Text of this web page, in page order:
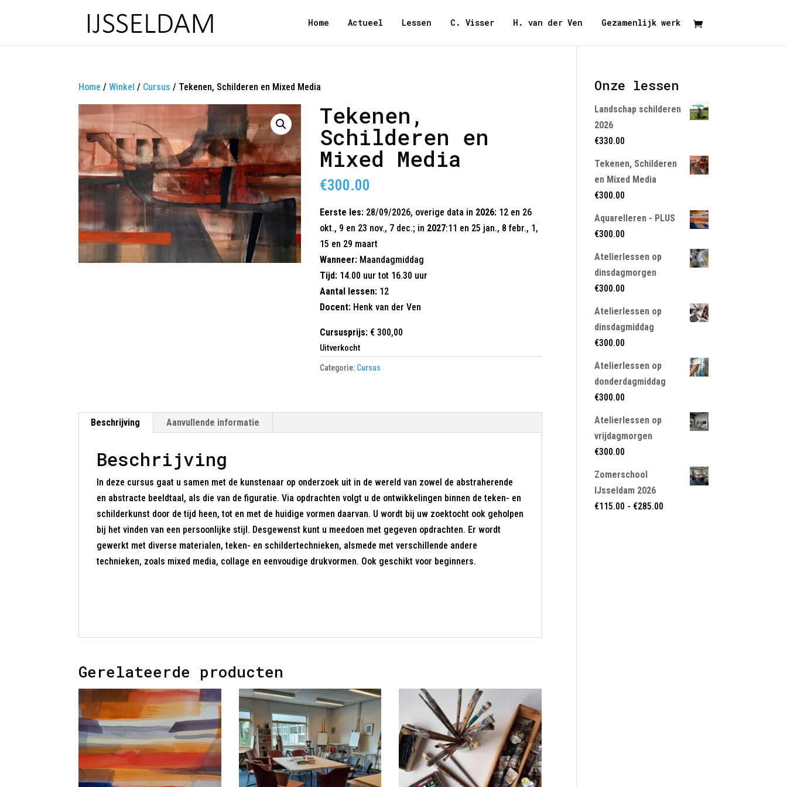
Home Actueel Lessen C. Visser H. van der Ven Gezamenlijk werk
Home /Winkel / Cursus / Tekenen, Schilderen en Mixed Media
Tekenen,
Schilderen en
Mixed Media
€300.00
Eerste les: 28/09/2026, overige data in 2026: 12 en 26
okt., 9 en 23 nov., 7 dec.; in 2027:11 en 25 jan., 8 febr., 1,
15 en 29 maart
Wanneer: Maandagmiddag
Tijd: 14.00 uur tot 16.30 uur
Aantal lessen: 12
Docent: Henk van der Ven
Cursusprijs: € 300,00
Uitverkocht
Categorie: Cursus
Beschrijving Aanvullende informatie
Beschrijving
In deze cursus gaat u samen met de kunstenaar op onderzoek uit in de wereld van zowel de abstraherende
en abstracte beeldtaal, als die van de figuratie. Via opdrachten volgt u de ontwikkelingen binnen de teken- en
schilderkunst door de tijd heen, tot en met de huidige vormen daarvan. U wordt bij uw zoektocht ook geholpen
bij het vinden van een persoonlijke stijl. Desgewenst kunt u meedoen met gegeven opdrachten. Er wordt
gewerkt met diverse materialen, teken- en schildertechnieken, alsmede met verschillende andere
technieken, zoals mixed media, collage en eenvoudige drukvormen. Ook geschikt voor beginners.
Gerelateerde producten
Onze lessen
Landschap schilderen
2026
€330.00
Tekenen, Schilderen
en Mixed Media
€300.00
Aquarelleren - PLUS
€300.00
Atelierlessen op
dinsdagmorgen
€300.00
Atelierlessen op
dinsdagmiddag
€300.00
Atelierlessen op
donderdagmiddag
€300.00
Atelierlessen op
vrijdagmorgen
€300.00
Zomerschool
IJsseldam 2026
€115.00 - €285.00